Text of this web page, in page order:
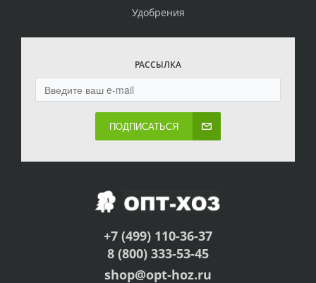
Удобрения
РАССЫЛКА
ПОДПИСАТЬСЯ
+7 (499) 110-36-37
8 (800) 333-53-45
shop@opt-hoz.ru